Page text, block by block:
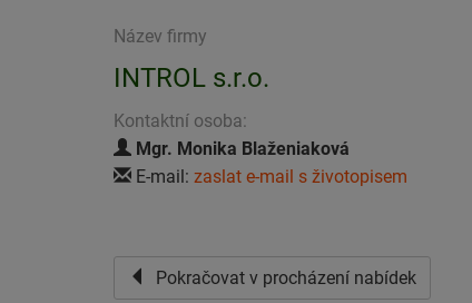
Název firmy
INTROL s.r.o.
Kontaktní osoba:
Mgr. Monika Blaženiaková
E-mail: zaslat e-mail s životopisem
Pokračovat v procházení nabídek